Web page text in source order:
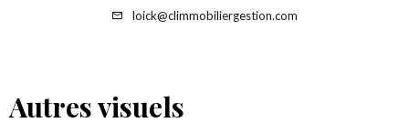
loick@climmobiliergestion.com
Autres visuels